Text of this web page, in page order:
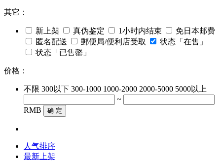
其它：
新上架 真伪鉴定 1小时内结束
免日本邮费
匿名配送
郵便局/便利店受取
状态「在售」
状态「已售罄」
价格：
不限 300以下 300-1000 1000-2000 2000-5000 5000以上
~
RMB
确 定
人气排序
最新上架